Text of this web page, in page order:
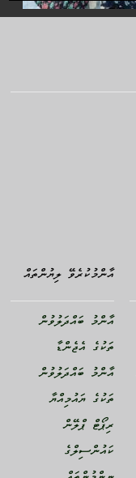
އާންމުކުރެވޭ ލިޔުންތައް
އާންމު ބައްދަލުވުން
ތަކުގެ އެޖެންޑާ
އާންމު ބައްދަލުވުން
ތަކުގެ ޔައުމިއްޔާ
ރިޕޯޓް ޕްލޭން
ކައުންސިލްގެ